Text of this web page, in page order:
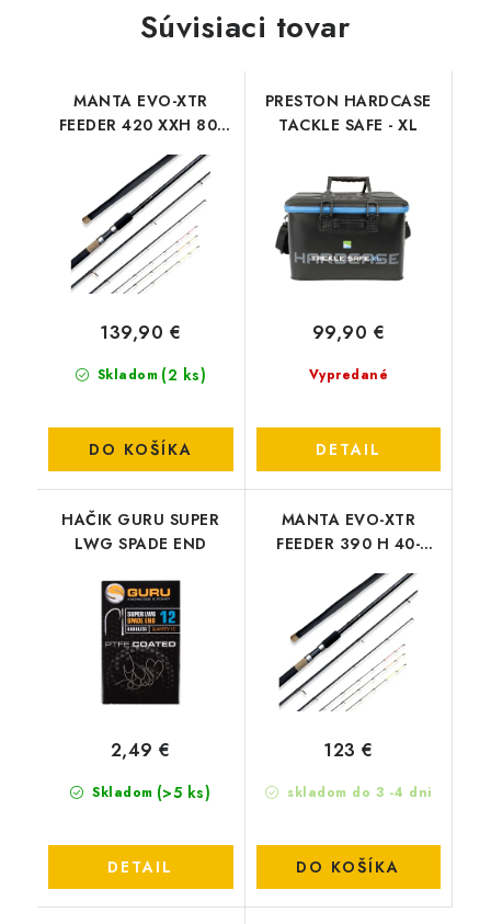
Súvisiaci tovar
MANTA EVO-XTR
FEEDER 420 XXH 80-
Skladom (2 ks)
139,90 €
DO KOŠÍKA
PRESTON HARDCASE
TACKLE SAFE - XL
Vypredané
99,90 €
DETAIL
HAČIK GURU SUPER
LWG SPADE END
Skladom (>5 ks)
2,49 €
DETAIL
MANTA EVO-XTR
FEEDER 390 H 40-
skladom do 3 -4 dni
123 €
DO KOŠÍKA